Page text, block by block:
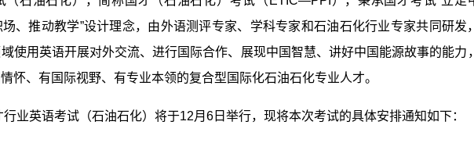
、推动教学”设计理念，由外语测评专家、学科专家和石油石化行业专家共同研发
使用英语开展对外交流、进行国际合作、展现中国智慧、讲好中国能源故事的能力
怀、有国际视野、有专业本领的复合型国际化石油石化专业人才。
业英语考试（石油石化）将于12月6日举行，现将本次考试的具体安排通知如下：